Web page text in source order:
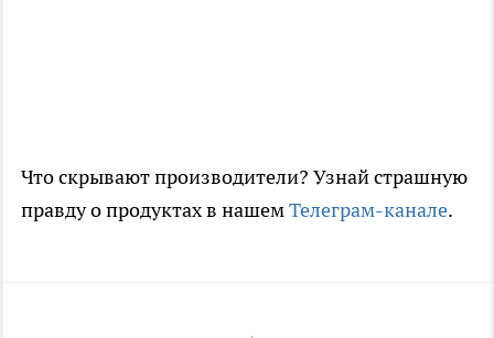
Что скрывают производители? Узнай страшную
правду о продуктах в нашемТелеграм-канале.